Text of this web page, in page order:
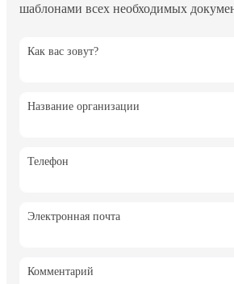
шаблонами всех необходимых
Как вас зовут?
Название организации
Телефон
Электронная почта
Комментарий